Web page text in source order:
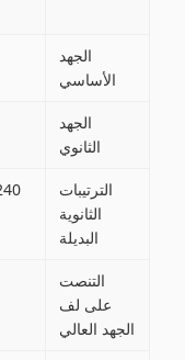
الجهد
الأساسي
الجهد
الثانوي
الترتيبات
الثانوية
البديلة
التنصت
على لف
الجهد العالي